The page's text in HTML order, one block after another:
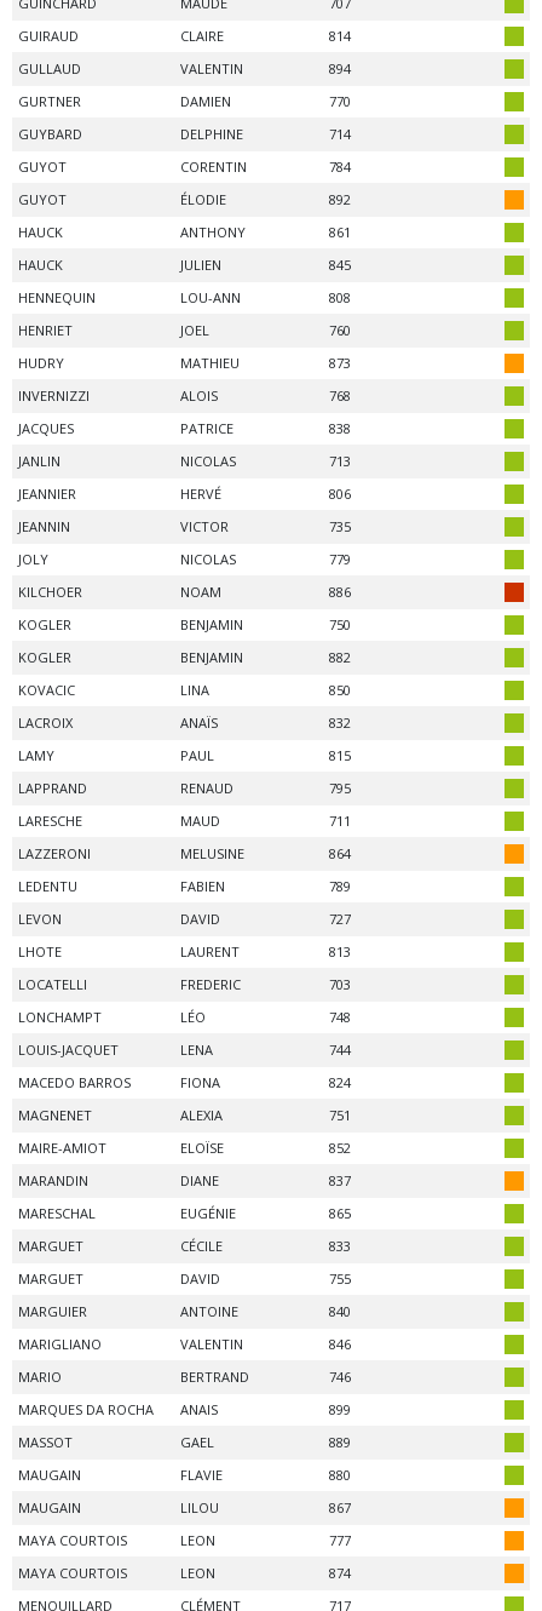
GUIRAUD
CLAIRE
814
GULLAUD
VALENTIN
894
GURTNER
DAMIEN
770
GUYBARD
DELPHINE
714
GUYOT
CORENTIN
784
GUYOT
ÉLODIE
892
HAUCK
ANTHONY
861
HAUCK
JULIEN
845
HENNEQUIN
LOU-ANN
808
HENRIET
JOEL
760
HUDRY
MATHIEU
873
INVERNIZZI
ALOIS
768
JACQUES
PATRICE
838
JANLIN
NICOLAS
713
JEANNIER
HERVÉ
806
JEANNIN
VICTOR
735
JOLY
NICOLAS
779
KILCHOER
NOAM
886
KOGLER
BENJAMIN
750
KOGLER
BENJAMIN
882
KOVACIC
LINA
850
LACROIX
ANAÏS
832
LAMY
PAUL
815
LAPPRAND
RENAUD
795
LARESCHE
MAUD
711
LAZZERONI
MELUSINE
864
LEDENTU
FABIEN
789
LEVON
DAVID
727
LHOTE
LAURENT
813
LOCATELLI
FREDERIC
703
LONCHAMPT
LÉO
748
LOUIS-JACQUET
LENA
744
MACEDO BARROS
FIONA
824
MAGNENET
ALEXIA
751
MAIRE-AMIOT
ELOÏSE
852
MARANDIN
DIANE
837
MARESCHAL
EUGÉNIE
865
MARGUET
CÉCILE
833
MARGUET
DAVID
755
MARGUIER
ANTOINE
840
MARIGLIANO
VALENTIN
846
MARIO
BERTRAND
746
MARQUES DA ROCHA
ANAIS
899
MASSOT
GAEL
889
MAUGAIN
FLAVIE
880
MAUGAIN
LILOU
867
MAYA COURTOIS
LEON
777
MAYA COURTOIS
LEON
874
MENOUILLARD
CLÉMENT
717